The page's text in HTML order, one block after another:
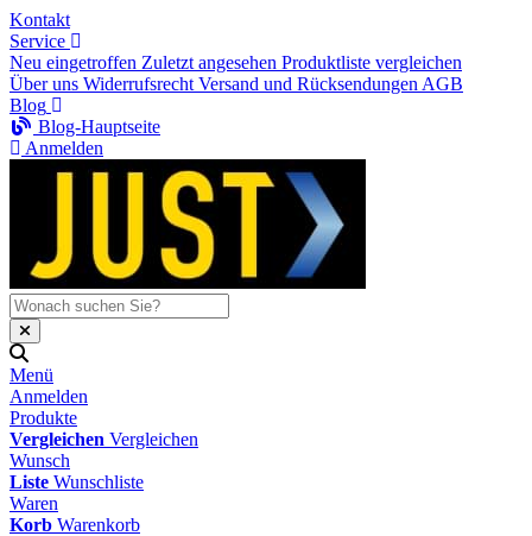
Kontakt
Service
Neu eingetroffen Zuletzt angesehen Produktliste vergleichen
Über uns Widerrufsrecht Versand und Rücksendungen AGB
Blog
Blog-Hauptseite
Anmelden
Menü
Anmelden
Produkte
Vergleichen Vergleichen
Wunsch
Liste Wunschliste
Waren
Korb Warenkorb